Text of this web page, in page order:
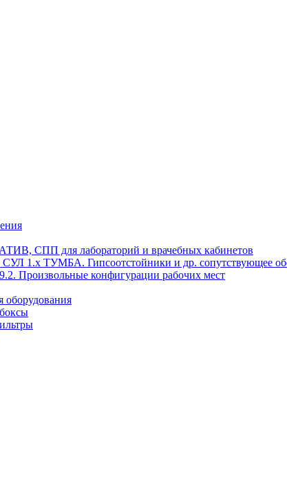
СПП для лабораторий и врачебных кабинетов
1.х ТУМБА. Гипсоотстойники и др. сопутствующее
конфигурации рабочих мест